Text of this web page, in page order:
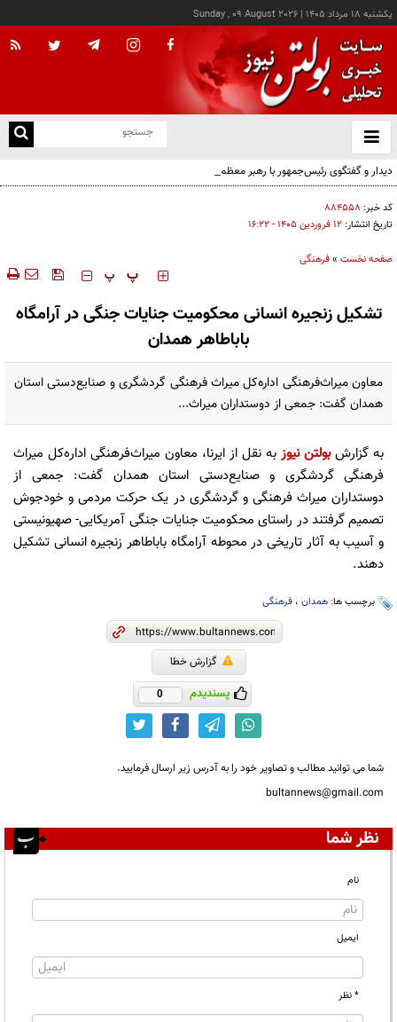
يکشنبه ۱۸ مرداد ۱۴۰۵ |
Sunday , 09 August 2026
باز
و
دیدار و گفتگوی رئیس‌جمهور با رهبر معظم انقلاب درباره مسائل اقتصادی و نظامی کشور
کد خبر: ۸۸۴۵۵۸
تاریخ انتشار: ۱۲ فروردين ۱۴۰۵ - ۱۶:۲۲
صفحه نخست »فرهنگی
‍‍‍ پ پ
تشکیل زنجیره انسانی محکومیت جنایات جنگی در آرامگاه
باباطاهر همدان
معاون میراث‌فرهنگی اداره‌کل میراث‌ فرهنگی گردشگری و صنایع‌دستی استان
همدان گفت: جمعی از دوستداران میراث...
به گزارشبولتن نیوز به نقل از ایرنا، معاون میراث‌فرهنگی اداره‌کل میراث‌
فرهنگی گردشگری و صنایع‌دستی استان همدان گفت: جمعی از
دوستداران میراث فرهنگی و گردشگری در یک حرکت مردمی و خودجوش
تصمیم گرفتند در راستای محکومیت جنایات جنگی آمریکایی- صهیونیستی
و آسیب به آثار تاریخی در محوطه آرامگاه باباطاهر زنجیره انسانی تشکیل
دهند.
برچسب ها: همدان ، فرهنگی
گزارش خطا
پسندیدم 0
شما می توانید مطالب و تصاویر خود را به آدرس زیر ارسال فرمایید.
bultannews@gmail.com
نظر شما
نام
ایمیل
* نظر